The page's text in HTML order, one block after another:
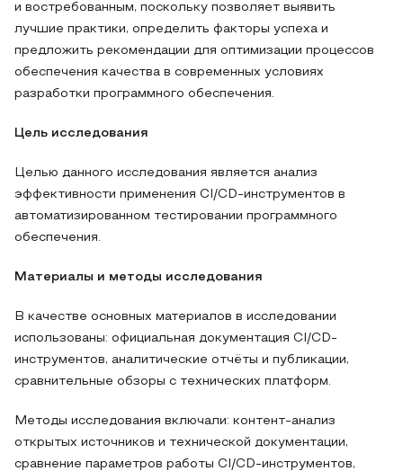
и востребованным, поскольку позволяет выявить
лучшие практики, определить факторы успеха и
предложить рекомендации для оптимизации процессов
обеспечения качества в современных условиях
разработки программного обеспечения.
Цель исследования
Целью данного исследования является анализ
эффективности применения CI/CD-инструментов в
автоматизированном тестировании программного
обеспечения.
Материалы и методы исследования
В качестве основных материалов в исследовании
использованы: официальная документация CI/CD-
инструментов, аналитические отчёты и публикации,
сравнительные обзоры с технических платформ.
Методы исследования включали: контент-анализ
открытых источников и технической документации,
сравнение параметров работы CI/CD-инструментов,